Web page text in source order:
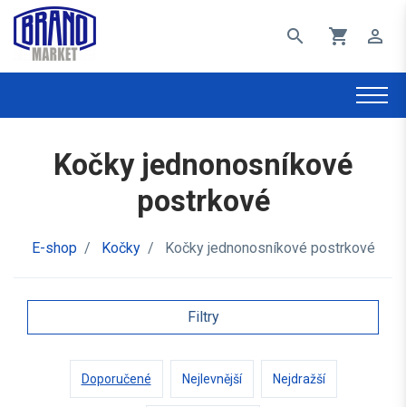
search shopping_cart perm_identity
Kočky jednonosníkové
postrkové
E-shop / Kočky / Kočky jednonosníkové postrkové
Filtry
Doporučené Nejlevnější Nejdražší